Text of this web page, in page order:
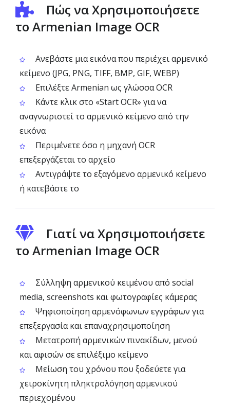
Πώς να Χρησιμοποιήσετε
το Armenian Image OCR
Ανεβάστε μια εικόνα που περιέχει αρμενικό
κείμενο (JPG, PNG, TIFF, BMP, GIF, WEBP)
Επιλέξτε Armenian ως γλώσσα OCR
Κάντε κλικ στο «Start OCR» για να
αναγνωριστεί το αρμενικό κείμενο από την
εικόνα
Περιμένετε όσο η μηχανή OCR
επεξεργάζεται το αρχείο
Αντιγράψτε το εξαγόμενο αρμενικό κείμενο
ή κατεβάστε το
Γιατί να Χρησιμοποιήσετε
το Armenian Image OCR
Σύλληψη αρμενικού κειμένου από social
media, screenshots και φωτογραφίες κάμερας
Ψηφιοποίηση αρμενόφωνων εγγράφων για
επεξεργασία και επαναχρησιμοποίηση
Μετατροπή αρμενικών πινακίδων, μενού
και αφισών σε επιλέξιμο κείμενο
Μείωση του χρόνου που ξοδεύετε για
χειροκίνητη πληκτρολόγηση αρμενικού
περιεχομένου